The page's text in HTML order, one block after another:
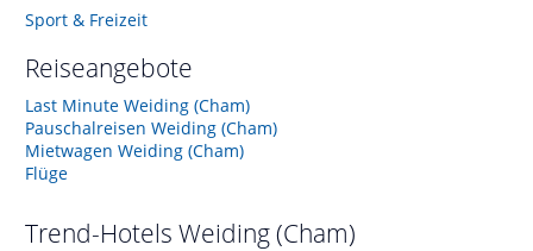
Sport & Freizeit
Reiseangebote
Last Minute Weiding (Cham)
Pauschalreisen Weiding (Cham)
Mietwagen Weiding (Cham)
Flüge
Trend-Hotels Weiding (Cham)